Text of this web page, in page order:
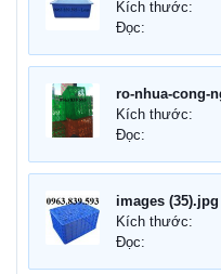
Kích thước:
Đọc:
ro-nhua-cong-
Kích thước:
Đọc:
images (35).jpg
Kích thước:
Đọc: